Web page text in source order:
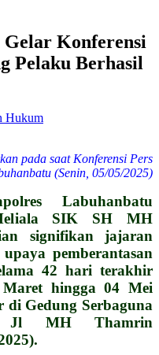
Konferensi
Pelaku Berhasil
Hukum
pada saat Konferensi Pers
(Senin, 05/05/2025)
Labuhanbatu
SIK SH MH
signifikan jajaran
pemberantasan
42 hari terakhir
hingga 04 Mei
di Gedung Serbaguna
Jl MH Thamrin